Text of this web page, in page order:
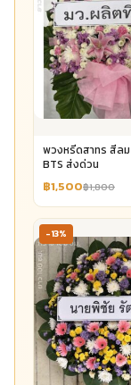
พวงหรีดสาทร สีลม
BTS ส่งด่วน
฿1,500฿1,800
-13%